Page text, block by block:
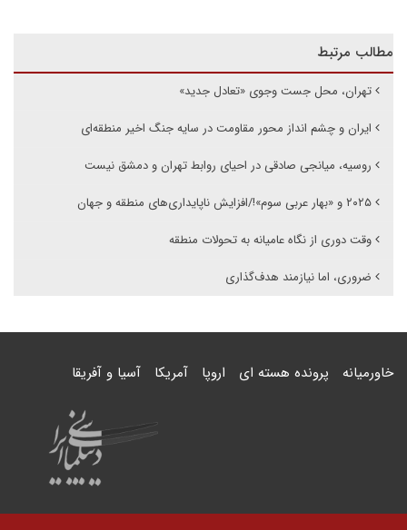
مطالب مرتبط
تهران، محل جست وجوی «تعادل جدید»
ایران و چشم انداز محور مقاومت در سایه جنگ اخیر منطقه‌ای
روسیه، میانجی صادقی در احیای روابط تهران و دمشق نیست
۲۰۲۵ و «بهار عربی سوم»!/افزایش ناپایداری‌های منطقه و جهان
وقت دوری از نگاه عامیانه به تحولات منطقه
ضروری، اما نیازمند هدف‌گذاری
خاورمیانه پرونده هسته ای اروپا آمریکا آسیا و آفریقا